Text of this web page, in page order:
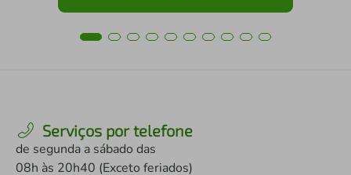
Serviços por telefone
de segunda a sábado das
08h às 20h40 (Exceto feriados)